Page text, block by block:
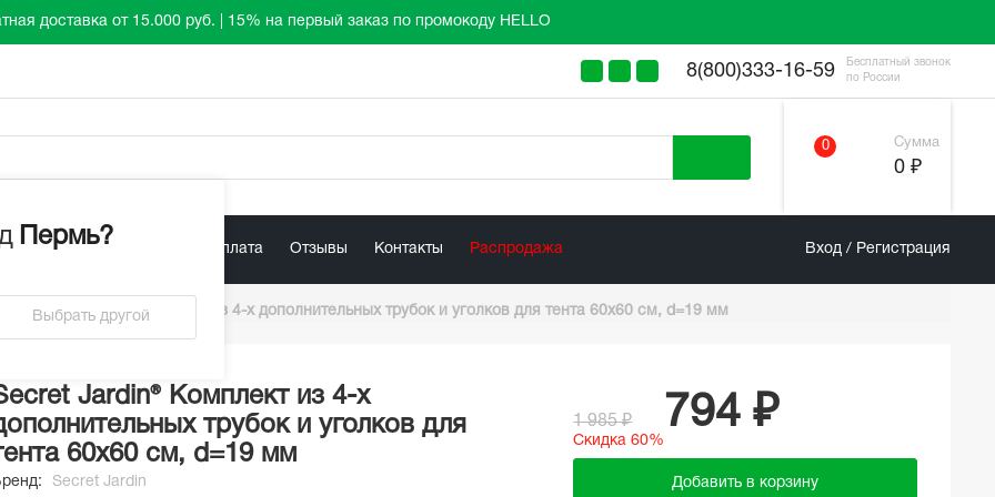
доставка от 15.000 руб. | 15% на первый заказ по промокоду HELLO
8(800)333-16-59
Бесплатный звонок
по России
Пермь?
Выбрать другой
0 Сумма
0 ₽
Акции Доставка / Оплата Отзывы Контакты Распродажа Вход / Регистрация
Secret Jardin® Комплект из 4-х дополнительных трубок и уголков для тента 60х60 см, d=19 мм
Jardin® Комплект из 4-х
трубок и уголков для
60х60 см, d=19 мм
Secret Jardin
1 985 ₽
Скидка 60%
794 ₽
Добавить в корзину